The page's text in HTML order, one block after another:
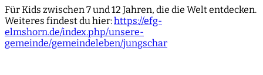
Für Kids zwischen 7 und 12 Jahren, die die Welt entdecken.
Weiteres findest du hier:https://efg-
elmshorn.de/index.php/unsere-
gemeinde/gemeindeleben/jungschar